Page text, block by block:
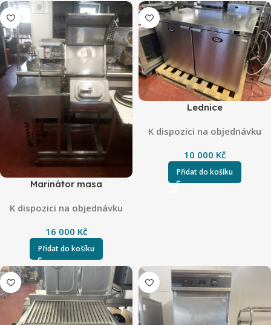
Marinátor masa
K dispozici na objednávku
16 000 Kč
Přidat do košíku
Lednice
K dispozici na objednávku
10 000 Kč
Přidat do košíku